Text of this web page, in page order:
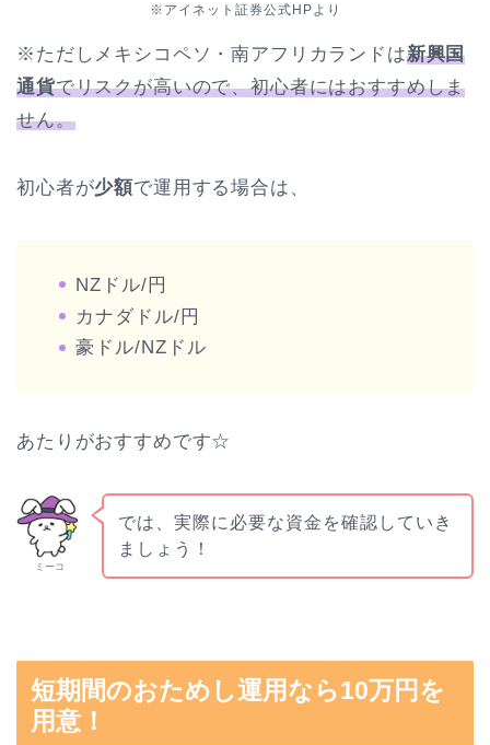
※アイネット証券公式HPより
※ただしメキシコペソ・南アフリカランドは新興国
通貨でリスクが高いので、初心者にはおすすめしま
せん。
初心者が少額で運用する場合は、
NZドル/円
カナダドル/円
豪ドル/NZドル
あたりがおすすめです☆
ミーコ
では、実際に必要な資金を確認していき
ましょう！
短期間のおためし運用なら10万円を
用意！